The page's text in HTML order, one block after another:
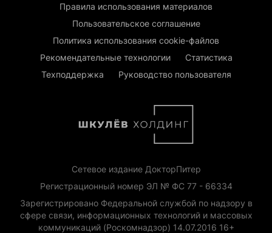
Правила использования материалов
Пользовательское соглашение
Политика использования cookie-файлов
Рекомендательные технологии
Статистика
Техподдержка
Руководство пользователя
Сетевое издание ДокторПитер
Регистрационный номер ЭЛ № ФС 77 - 66334
Зарегистрировано Федеральной службой по надзору в
сфере связи, информационных технологий и массовых
коммуникаций (Роскомнадзор) 14.07.2016 16+